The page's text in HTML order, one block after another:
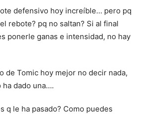
defensivo hoy increíble… pero pq
rebote? pq no saltan? Si al final
ponerle ganas e intensidad, no hay
de Tomic hoy mejor no decir nada,
ha dado una….
q le ha pasado? Como puedes